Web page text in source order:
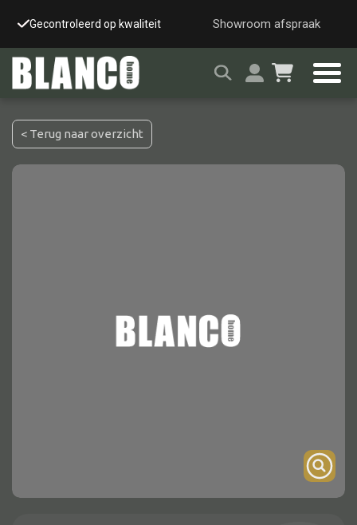
Gecontroleerd op kwaliteit Snelle & veilige
Showroom afspraak
< Terug naar overzicht